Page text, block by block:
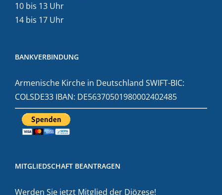
10 bis 13 Uhr
14 bis 17 Uhr
BANKVERBINDUNG
Armenische Kirche in Deutschland SWIFT-BIC:
COLSDE33 IBAN: DE56370501980002402485
MITGLIEDSCHAFT BEANTRAGEN
Werden Sie jetzt Mitglied der Diözese!